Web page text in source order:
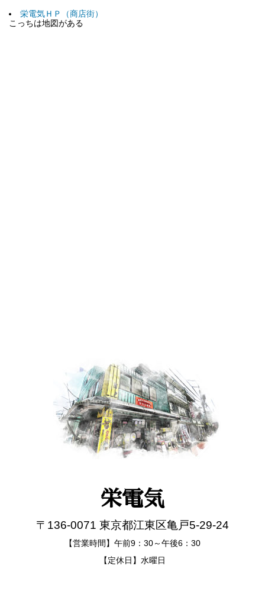
栄電気ＨＰ（商店街）
こっちは地図がある
栄電気
〒136-0071 東京都江東区亀戸5-29-24
【営業時間】午前9：30～午後6：30
【定休日】水曜日